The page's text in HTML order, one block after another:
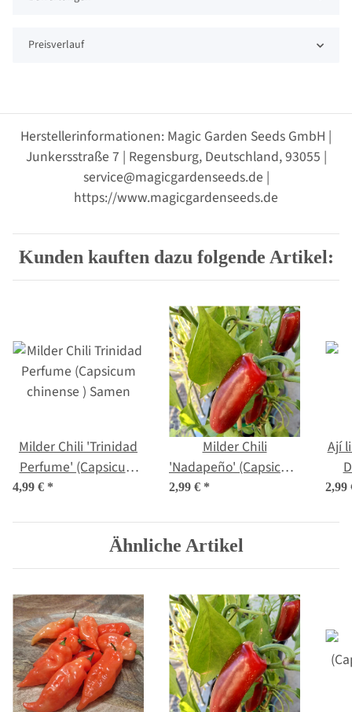
Preisverlauf
Herstellerinformationen: Magic Garden Seeds GmbH |
Junkersstraße 7 | Regensburg, Deutschland, 93055 |
service@magicgardenseeds.de |
https://www.magicgardenseeds.de
Kunden kauften dazu folgende Artikel:
Milder Chili 'Trinidad
Perfume' (Capsicum
chinense ) Samen
4,99 € *
Milder Chili
'Nadapeño' (Capsicum
annuum) Bio Saatgut
2,99 € *
Ají
2,99
Ähnliche Artikel